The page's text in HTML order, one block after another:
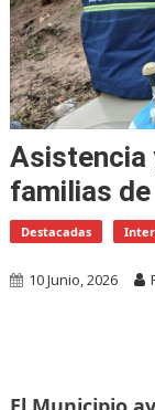
Asistencia
familias
Destacadas
10 Junio, 2026